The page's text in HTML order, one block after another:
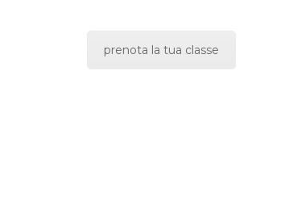
prenota la tua classe